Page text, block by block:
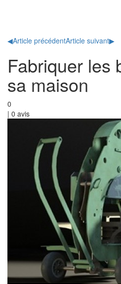
◀Article précédentArticle suivant▶
Fabriquer les
sa maison
0
| 0 avis